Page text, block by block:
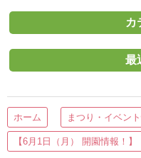
カ
最
ホーム まつり・イベン
【6月1日（月） 開園情報！】